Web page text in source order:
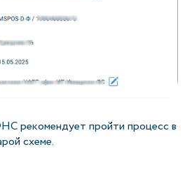
рекомендует пройти процесс в
схеме.